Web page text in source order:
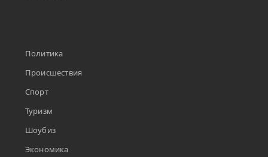
Политика
Происшествия
Спорт
Туризм
Шоубиз
Экономика